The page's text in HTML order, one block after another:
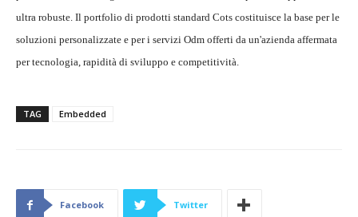
ultra robuste. Il portfolio di prodotti standard Cots costituisce la base per le
soluzioni personalizzate e per i servizi Odm offerti da un'azienda affermata
per tecnologia, rapidità di sviluppo e competitività.
TAG Embedded
Facebook Twitter